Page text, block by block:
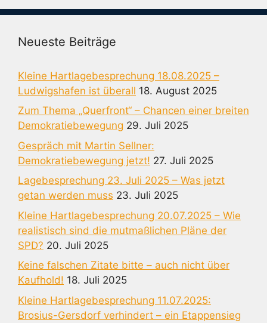
Neueste Beiträge
Kleine Hartlagebesprechung 18.08.2025 –
Ludwigshafen ist überall 18. August 2025
Zum Thema „Querfront“ – Chancen einer breiten
Demokratiebewegung 29. Juli 2025
Gespräch mit Martin Sellner:
Demokratiebewegung jetzt! 27. Juli 2025
Lagebesprechung 23. Juli 2025 – Was jetzt
getan werden muss 23. Juli 2025
Kleine Hartlagebesprechung 20.07.2025 – Wie
realistisch sind die mutmaßlichen Pläne der
SPD? 20. Juli 2025
Keine falschen Zitate bitte – auch nicht über
Kaufhold! 18. Juli 2025
Kleine Hartlagebesprechung 11.07.2025:
Brosius-Gersdorf verhindert – ein Etappensieg